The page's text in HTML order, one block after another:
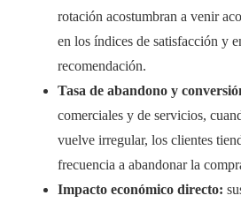
rotación acostumbran a venir
en los índices de satisfacción y
recomendación.
Tasa de abandono y
comerciales y de servicios,
vuelve irregular, los clientes
frecuencia a abandonar la
Impacto económico directo: